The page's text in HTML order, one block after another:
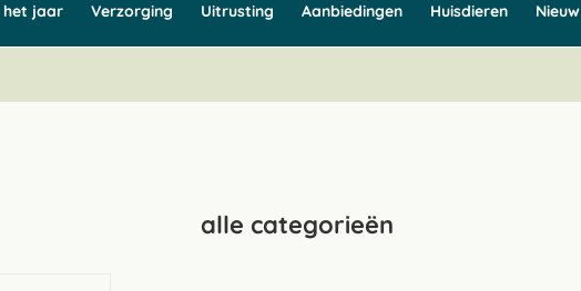
het jaar Verzorging Uitrusting Aanbiedingen Huisdieren Nieuw
alle categorieën